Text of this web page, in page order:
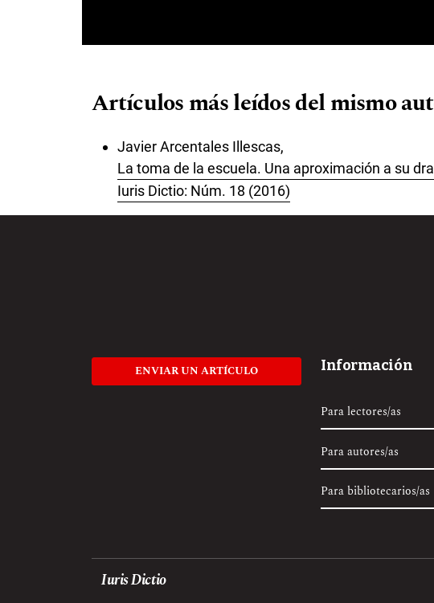
Artículos más leídos del mismo
Javier Arcentales Illescas,
La toma de la escuela. Una aproximación a su
Iuris Dictio: Núm. 18 (2016)
ENVIAR UN ARTÍCULO Información
Para lectores/as
Para autores/as
Para bibliotecarios/as
Iuris Dictio